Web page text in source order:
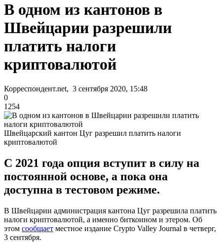
В одном из кантонов в
Швейцарии разрешили
платить налоги
криптовалютой
Корреспондент.net, 3 сентября 2020, 15:48
0
1254
Швейцарский кантон Цуг разрешил платить налоги
криптовалютой
С 2021 года опция вступит в силу на
постоянной основе, а пока она
доступна в тестовом режиме.
В Швейцарии администрация кантона Цуг разрешила платить
налоги криптовалютой, а именно биткоином и этером. Об
этом сообщает местное издание Crypto Valley Journal в четверг,
3 сентября.